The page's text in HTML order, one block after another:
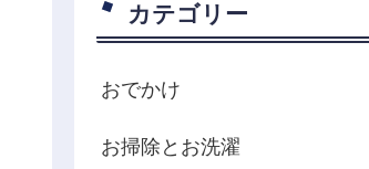
カテゴリー
おでかけ
お掃除とお洗濯